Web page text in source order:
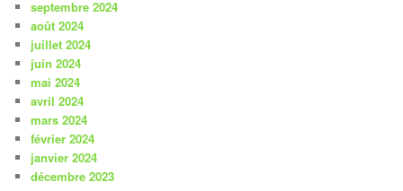
septembre 2024
août 2024
juillet 2024
juin 2024
mai 2024
avril 2024
mars 2024
février 2024
janvier 2024
décembre 2023